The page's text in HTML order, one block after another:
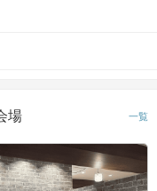
場 一覧